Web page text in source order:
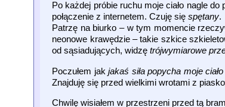
Po każdej próbie ruchu moje ciało nagle
połączenie z internetem. Czuję sięspętany.
Patrzę na biurko – w tym momencie
neonowe krawędzie – takie szkice
od sąsiadujących, widzętrójwymiarowe
Poczułem jakjakaś siła popycha moje ciało
Znajduję się przed wielkimi wrotami z
Chwilę wisiałem w przestrzeni przed tą